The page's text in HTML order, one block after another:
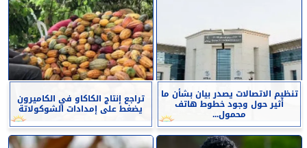
تنظيم الاتصالات يصدر بيان بشأن ما
أثير حول وجود خطوط هاتف
محمول...
تراجع إنتاج الكاكاو في الكاميرون
يضغط على إمدادات الشوكولاتة